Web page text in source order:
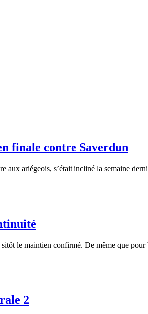
finale contre Saverdun
aux ariégeois, s’était incliné la semaine
sitôt le maintien confirmé. De même que
2